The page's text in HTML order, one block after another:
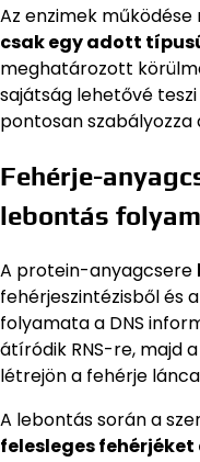
Az enzimek működése
csak egy adott
meghatározott
sajátság lehetővé
pontosan
Fehérje-
lebontás
A protein-anyagcsere
fehérjeszintézisből és
folyamata a DNS
átíródik RNS-re, majd
létrejön a fehérje
A lebontás során a
felesleges